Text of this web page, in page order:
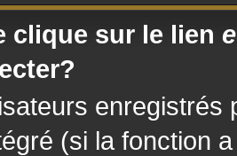
clique sur le lien
enregistrés
(si la fonction